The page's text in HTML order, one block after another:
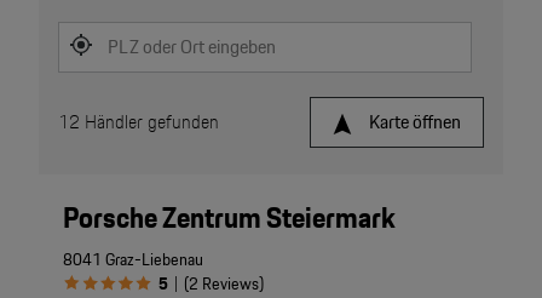
PLZ oder Ort eingeben
Karte öffnen
12 Händler gefunden
Porsche Zentrum Steiermark
8041 Graz-Liebenau
5 | (2 Reviews)